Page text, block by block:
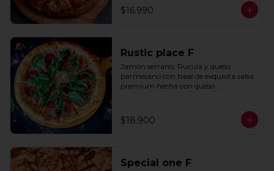
$16.990
Rustic place F
Jamón serrano, Rucula y queso
parmesano con base de exquisita salsa
premium hecha con queso
$18.900
Special one F